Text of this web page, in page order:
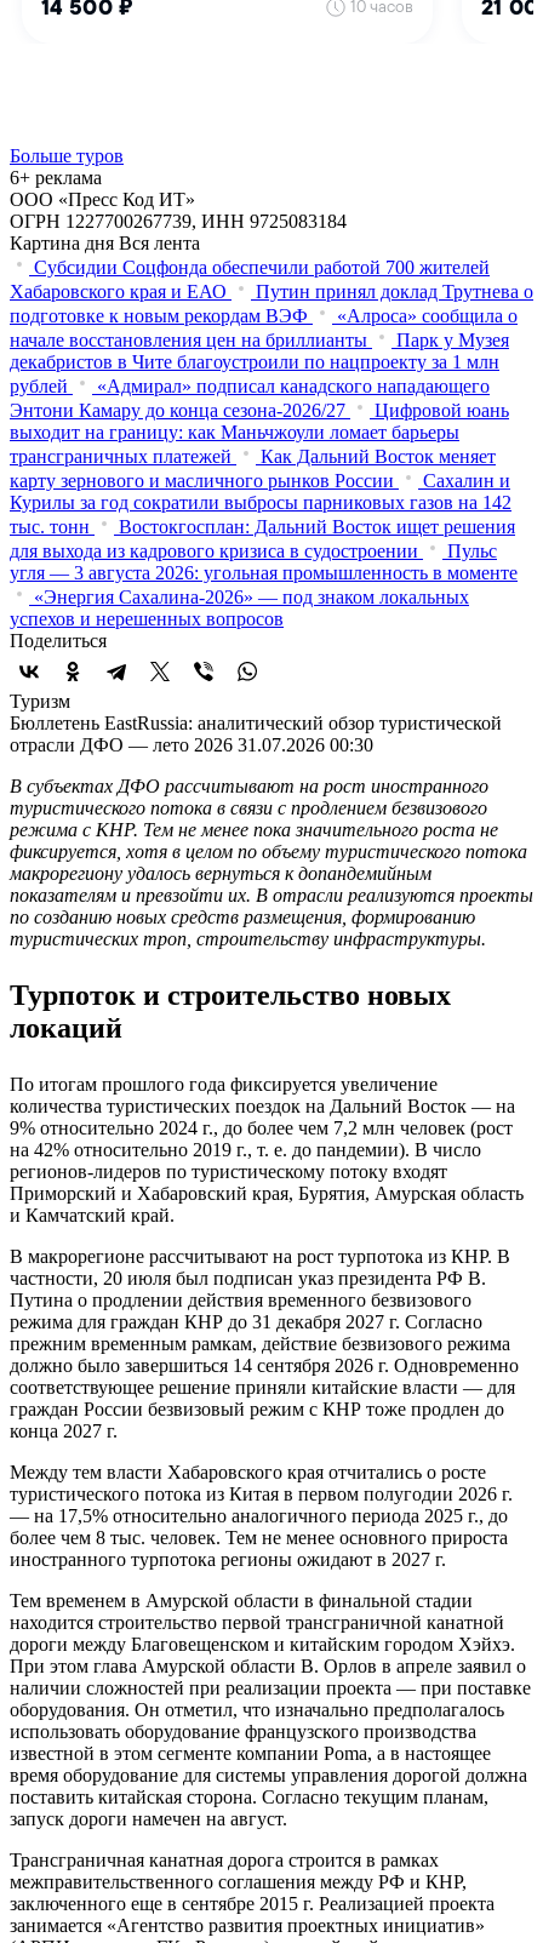
Больше туров
6+ реклама
ООО «Пресс Код ИТ»
ОГРН 1227700267739, ИНН 9725083184
Картина дня Вся лента
Субсидии Соцфонда обеспечили работой 700 жителей
Хабаровского края и ЕАО
Путин принял доклад Трутнева о
подготовке к новым рекордам ВЭФ
«Алроса» сообщила о
начале восстановления цен на бриллианты
Парк у Музея
декабристов в Чите благоустроили по нацпроекту за 1 млн
рублей
«Адмирал» подписал канадского нападающего
Энтони Камару до конца сезона-2026/27
Цифровой юань
выходит на границу: как Маньчжоули ломает барьеры
трансграничных платежей
Как Дальний Восток меняет
карту зернового и масличного рынков России
Сахалин и
Курилы за год сократили выбросы парниковых газов на 142
тыс. тонн
Востокгосплан: Дальний Восток ищет решения
для выхода из кадрового кризиса в судостроении
Пульс
угля — 3 августа 2026: угольная промышленность в моменте
«Энергия Сахалина-2026» — под знаком локальных
успехов и нерешенных вопросов
Поделиться
Туризм
Бюллетень EastRussia: аналитический обзор туристической
отрасли ДФО — лето 2026 31.07.2026 00:30
В субъектах ДФО рассчитывают на рост иностранного
туристического потока в связи с продлением безвизового
режима с КНР. Тем не менее пока значительного роста не
фиксируется, хотя в целом по объему туристического потока
макрорегиону удалось вернуться к допандемийным
показателям и превзойти их. В отрасли реализуются проекты
по созданию новых средств размещения, формированию
туристических троп, строительству инфраструктуры.
Турпоток и строительство новых
локаций
По итогам прошлого года фиксируется увеличение
количества туристических поездок на Дальний Восток — на
9% относительно 2024 г., до более чем 7,2 млн человек (рост
на 42% относительно 2019 г., т. е. до пандемии). В число
регионов-лидеров по туристическому потоку входят
Приморский и Хабаровский края, Бурятия, Амурская область
и Камчатский край.
В макрорегионе рассчитывают на рост турпотока из КНР. В
частности, 20 июля был подписан указ президента РФ В.
Путина о продлении действия временного безвизового
режима для граждан КНР до 31 декабря 2027 г. Согласно
прежним временным рамкам, действие безвизового режима
должно было завершиться 14 сентября 2026 г. Одновременно
соответствующее решение приняли китайские власти — для
граждан России безвизовый режим с КНР тоже продлен до
конца 2027 г.
Между тем власти Хабаровского края отчитались о росте
туристического потока из Китая в первом полугодии 2026 г.
— на 17,5% относительно аналогичного периода 2025 г., до
более чем 8 тыс. человек. Тем не менее основного прироста
иностранного турпотока регионы ожидают в 2027 г.
Тем временем в Амурской области в финальной стадии
находится строительство первой трансграничной канатной
дороги между Благовещенском и китайским городом Хэйхэ.
При этом глава Амурской области В. Орлов в апреле заявил о
наличии сложностей при реализации проекта — при поставке
оборудования. Он отметил, что изначально предполагалось
использовать оборудование французского производства
известной в этом сегменте компании Poma, а в настоящее
время оборудование для системы управления дорогой должна
поставить китайская сторона. Согласно текущим планам,
запуск дороги намечен на август.
Трансграничная канатная дорога строится в рамках
межправительственного соглашения между РФ и КНР,
заключенного еще в сентябре 2015 г. Реализацией проекта
занимается «Агентство развития проектных инициатив»